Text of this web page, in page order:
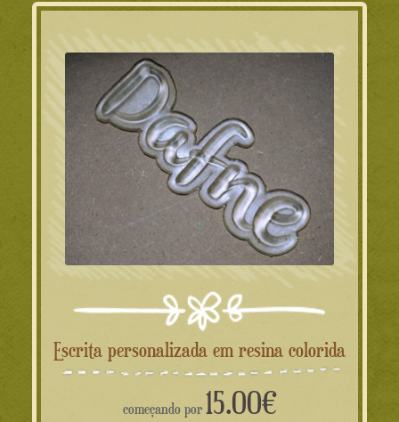
Escrita personalizada em resina colorida
começando por 15.00€